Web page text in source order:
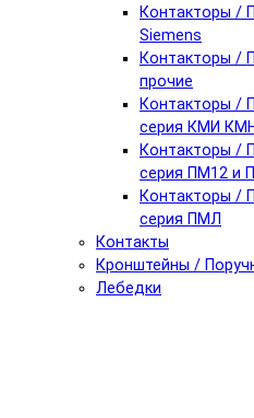
Контакторы /
Siemens
Контакторы /
прочие
Контакторы /
серия КМИ
Контакторы /
серия ПМ12 и
Контакторы /
серия ПМЛ
Контакты
Кронштейны /
Лебедки